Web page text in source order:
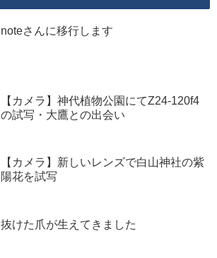
noteさんに移行します
【カメラ】神代植物公園にてZ24-120f4
の試写・大鷹との出会い
【カメラ】新しいレンズで白山神社の紫
陽花を試写
抜けた爪が生えてきました